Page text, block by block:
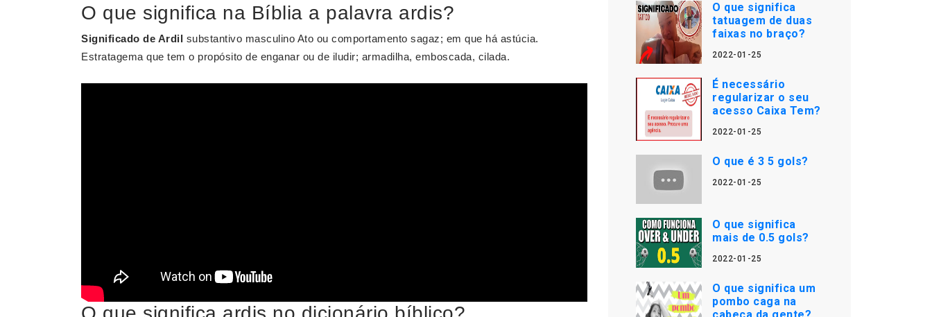
O que significa na Bíblia a palavra ardis?
Significado de Ardil substantivo masculino Ato ou comportamento sagaz; em que há astúcia.
Estratagema que tem o propósito de enganar ou de iludir; armadilha, emboscada, cilada.
O que significa
tatuagem de duas
faixas no braço?
2022-01-25
É necessário
regularizar o seu
acesso Caixa Tem?
2022-01-25
O que é 3 5 gols?
2022-01-25
O que significa
mais de 0.5 gols?
2022-01-25
O que significa um
pombo caga na